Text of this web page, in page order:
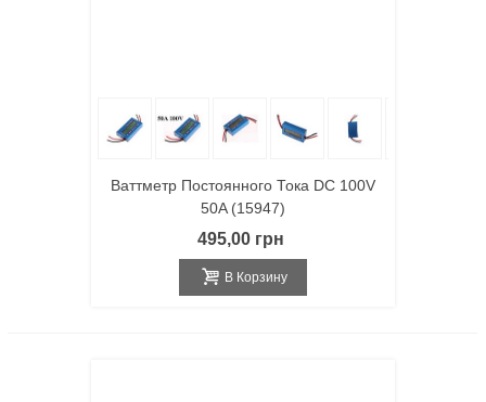
Ваттметр Постоянного Тока DC 100V
50A (15947)
495,00 грн
В Корзину